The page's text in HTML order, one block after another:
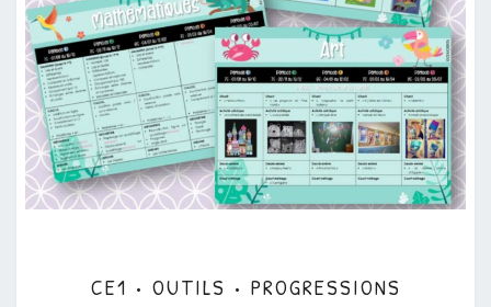
•
CE1 • OUTILS • PROGRESSIONS